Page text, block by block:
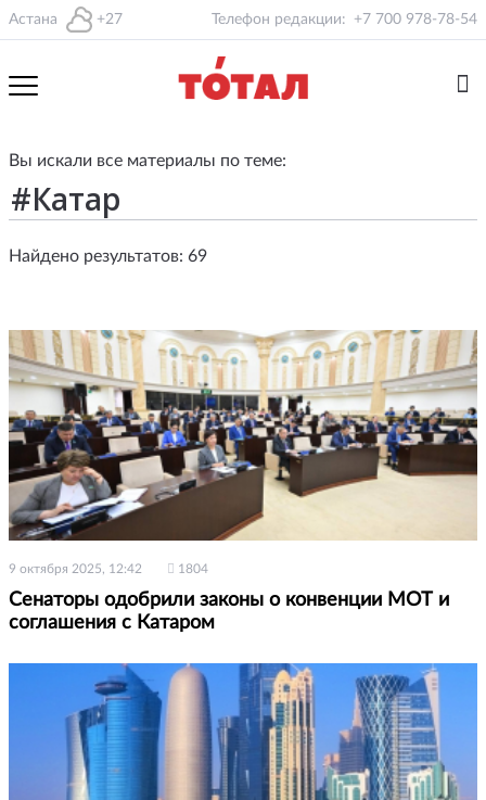
Астана +27 Телефон редакции: +7 700 978-78-54
Вы искали все материалы по теме:
Найдено результатов: 69
9 октября 2025, 12:42 1804
Сенаторы одобрили законы о конвенции МОТ и
соглашения с Катаром